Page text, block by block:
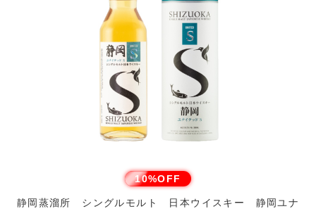
10%OFF
静岡蒸溜所 シングルモルト 日本ウイスキー 静岡ユナ